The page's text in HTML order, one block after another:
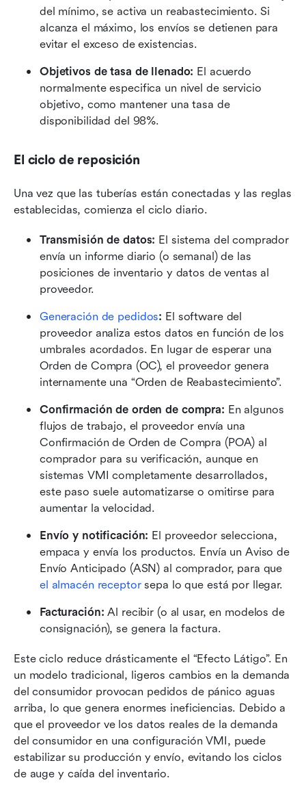
del mínimo, se activa un reabastecimiento. Si
alcanza el máximo, los envíos se detienen para
evitar el exceso de existencias.
Objetivos de tasa de llenado: El acuerdo
normalmente especifica un nivel de servicio
objetivo, como mantener una tasa de
disponibilidad del 98%.
El ciclo de reposición
Una vez que las tuberías están conectadas y las reglas
establecidas, comienza el ciclo diario.
Transmisión de datos: El sistema del comprador
envía un informe diario (o semanal) de las
posiciones de inventario y datos de ventas al
proveedor.
Generación de pedidos: El software del
proveedor analiza estos datos en función de los
umbrales acordados. En lugar de esperar una
Orden de Compra (OC), el proveedor genera
internamente una “Orden de Reabastecimiento”.
Confirmación de orden de compra: En algunos
flujos de trabajo, el proveedor envía una
Confirmación de Orden de Compra (POA) al
comprador para su verificación, aunque en
sistemas VMI completamente desarrollados,
este paso suele automatizarse o omitirse para
aumentar la velocidad.
Envío y notificación: El proveedor selecciona,
empaca y envía los productos. Envía un Aviso de
el almacén receptor sepa lo que está por llegar.
Facturación: Al recibir (o al usar, en modelos de
consignación), se genera la factura.
Este ciclo reduce drásticamente el “Efecto Látigo”. En
un modelo tradicional, ligeros cambios en la demanda
del consumidor provocan pedidos de pánico aguas
arriba, lo que genera enormes ineficiencias. Debido a
que el proveedor ve los datos reales de la demanda
del consumidor en una configuración VMI, puede
estabilizar su producción y envío, evitando los ciclos
de auge y caída del inventario.